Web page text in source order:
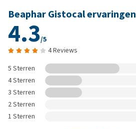
Beaphar Gistocal ervaringen
4.3/5
4 Reviews
5 Sterren
4 Sterren
3 Sterren
2 Sterren
1 Sterren